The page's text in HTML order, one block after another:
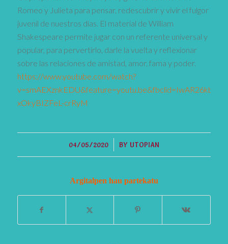
Romeo y Julieta para pensar, redescubrir y vivir el fulgor
juvenil de nuestros días. El material de William
Shakespeare permite jugar con un referente universal y
popular, para pervertirlo, darle la vuelta y reflexionar
sobre las relaciones de amistad, amor, fama y poder.
https://www.youtube.com/watch?
xOkyBIZFeL-crRyM
04/05/2020
/ BY UTOPIAN
Argitalpen hau partekatu